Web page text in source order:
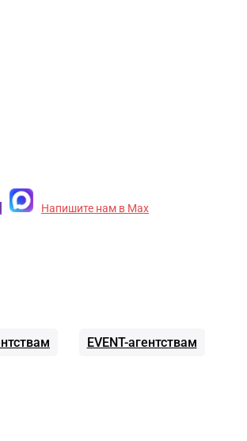
Напишите нам в Max
EVENT-агентствам